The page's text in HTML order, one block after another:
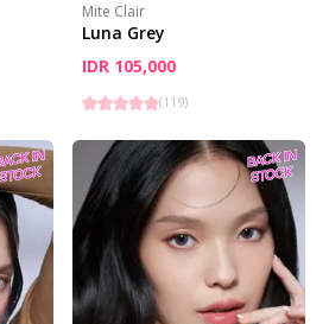
Mite Clair
Luna Grey
IDR 105,000
(119)